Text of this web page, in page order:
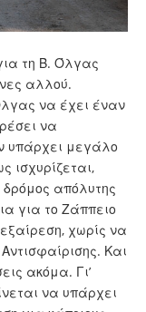
τη Β. Όλγας
αλλού.
να έχει έναν
να
υπάρχει μεγάλο
ισχυρίζεται,
δρόμος απόλυτης
για το Ζάππειο
χωρίς να
Και
ακόμα. Γι’
να υπάρχει